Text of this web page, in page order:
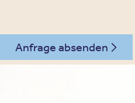
Anfrage absenden